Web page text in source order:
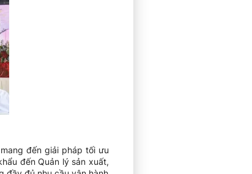
đến giải pháp tối ưu
đến Quản lý sản xuất,